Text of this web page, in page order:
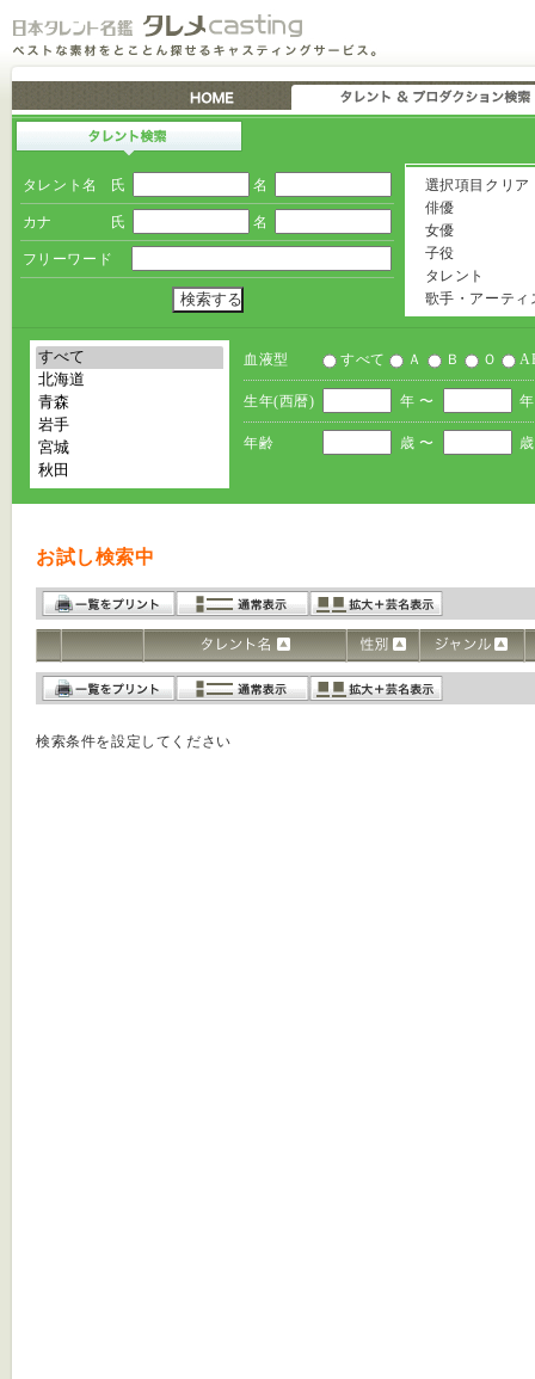
タレント名 氏 名
カナ 氏 名
フリーワード
選択項目クリア
俳優
女優
子役
タレント
歌手・アーティ
血液型 すべて Ａ Ｂ Ｏ
生年(西暦) 年 〜
年齢 歳 〜 歳
お試し検索中
検索条件を設定してください